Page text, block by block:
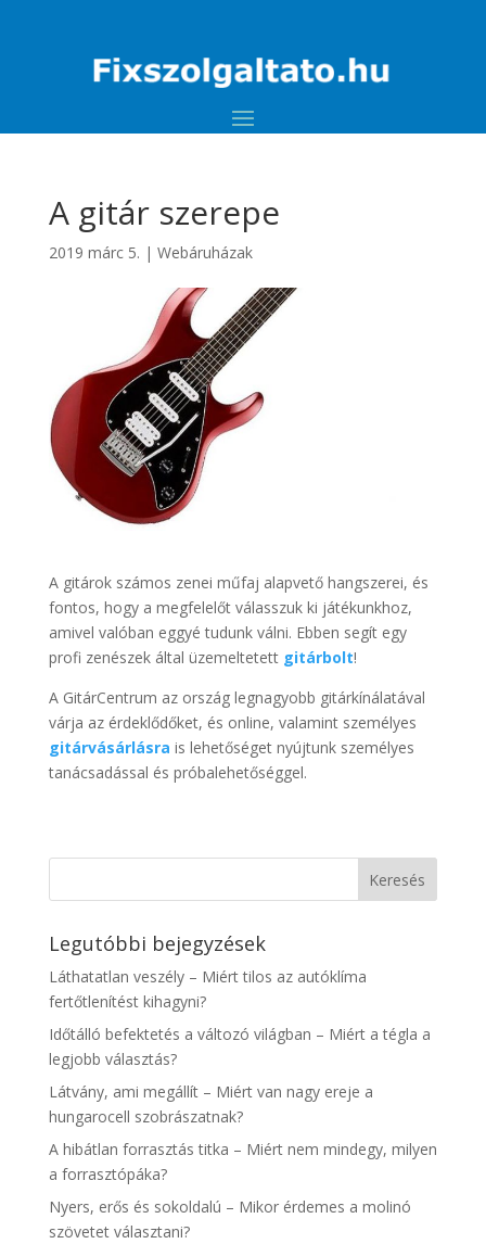
A gitár szerepe
2019 márc 5. | Webáruházak
A gitárok számos zenei műfaj alapvető hangszerei, és
fontos, hogy a megfelelőt válasszuk ki játékunkhoz,
amivel valóban eggyé tudunk válni. Ebben segít egy
profi zenészek által üzemeltetett gitárbolt!
A GitárCentrum az ország legnagyobb gitárkínálatával
várja az érdeklődőket, és online, valamint személyes
gitárvásárlásra is lehetőséget nyújtunk személyes
tanácsadással és próbalehetőséggel.
Legutóbbi bejegyzések
Láthatatlan veszély – Miért tilos az autóklíma
fertőtlenítést kihagyni?
Időtálló befektetés a változó világban – Miért a tégla a
legjobb választás?
Látvány, ami megállít – Miért van nagy ereje a
hungarocell szobrászatnak?
A hibátlan forrasztás titka – Miért nem mindegy, milyen
a forrasztópáka?
Nyers, erős és sokoldalú – Mikor érdemes a molinó
szövetet választani?